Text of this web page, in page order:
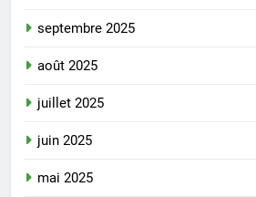
septembre 2025
août 2025
juillet 2025
juin 2025
mai 2025